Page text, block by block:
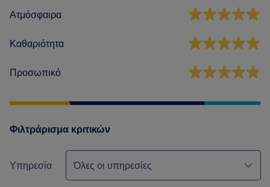
Ατμόσφαιρα
Καθαριότητα
Προσωπικό
Φιλτράρισμα κριτικών
Υπηρεσία Όλες οι υπηρεσίες